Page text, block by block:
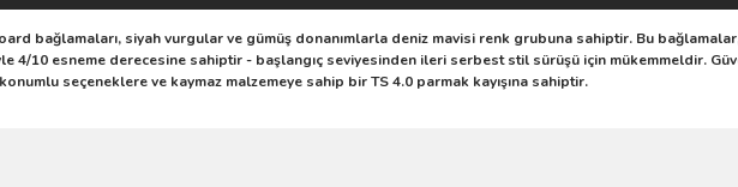
bağlamaları, siyah vurgular ve gümüş donanımlarla deniz mavisi renk grubuna sahiptir. Bu
4/10 esneme derecesine sahiptir - başlangıç ​​seviyesinden ileri serbest stil sürüşü için mükemmeldir.
seçeneklere ve kaymaz malzemeye sahip bir TS 4.0 parmak kayışına sahiptir.